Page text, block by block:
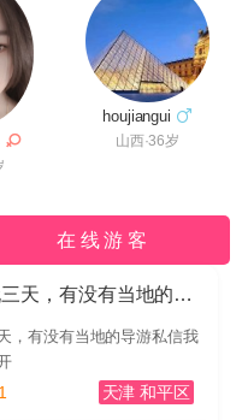
houjiangui
山西·36岁
在 线 游 客
国庆节去青岛玩三天，有没有当地的导游私信我哈
，有没有当地的导游私信我
天津 和平区